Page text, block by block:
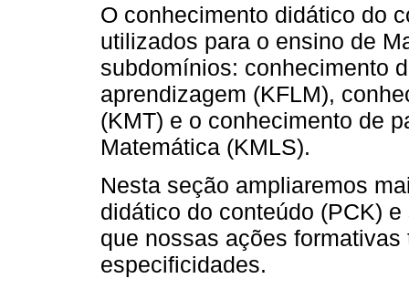
O conhecimento didático do
utilizados para o ensino de
subdomínios: conhecimento
aprendizagem (KFLM),
(KMT) e o conhecimento de
Matemática (KMLS).
Nesta seção ampliaremos
didático do conteúdo (PCK)
que nossas ações
especificidades.